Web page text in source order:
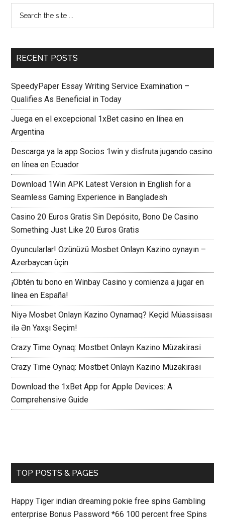
RECENT POSTS
SpeedyPaper Essay Writing Service Examination –
Qualifies As Beneficial in Today
Juega en el excepcional 1xBet casino en línea en
Argentina
Descarga ya la app Socios 1win y disfruta jugando casino
en línea en Ecuador
Download 1Win APK Latest Version in English for a
Seamless Gaming Experience in Bangladesh
Casino 20 Euros Gratis Sin Depósito, Bono De Casino
Something Just Like 20 Euros Gratis
Oyuncularlar! Özünüzü Mosbet Onlayn Kazino oynayın –
Azerbaycan üçin
¡Obtén tu bono en Winbay Casino y comienza a jugar en
línea en España!
Niyə Mosbet Onlayn Kazino Oynamaq? Keçid Müassisası
ilə Ən Yaxşı Seçim!
Crazy Time Oynaq: Mostbet Onlayn Kazino Müzakirasi
Crazy Time Oynaq: Mostbet Onlayn Kazino Müzakirasi
Download the 1xBet App for Apple Devices: A
Comprehensive Guide
TOP POSTS & PAGES
Happy Tiger indian dreaming pokie free spins Gambling
enterprise Bonus Password *66 100 percent free Spins